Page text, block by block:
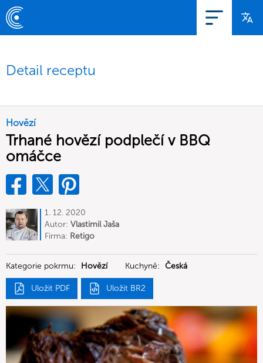
Detail receptu
Hovězí
Trhané hovězí podplečí v BBQ
omáčce
1. 12. 2020
Autor: Vlastimil Jaša
Firma: Retigo
Kategorie pokrmu: Hovězí Kuchyně: Česká
Uložit PDF Uložit BR2